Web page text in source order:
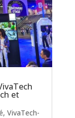
et
, VivaTech-